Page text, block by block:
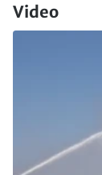
Video